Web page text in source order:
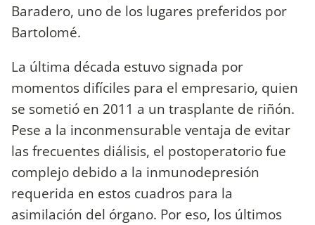
Baradero, uno de los lugares preferidos por
Bartolomé.
La última década estuvo signada por
momentos difíciles para el empresario, quien
se sometió en 2011 a un trasplante de riñón.
Pese a la inconmensurable ventaja de evitar
las frecuentes diálisis, el postoperatorio fue
complejo debido a la inmunodepresión
requerida en estos cuadros para la
asimilación del órgano. Por eso, los últimos